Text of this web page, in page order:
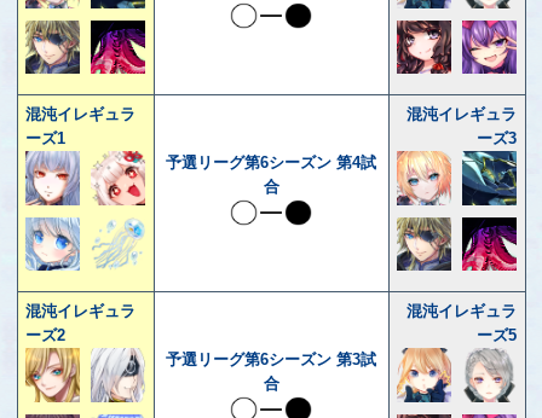
混沌イレギュラ
ーズ1
予選リーグ第6シーズン 第4試
合
混沌イレギュラ
ーズ3
混沌イレギュラ
ーズ2
予選リーグ第6シーズン 第3試
合
混沌イレギュラ
ーズ5